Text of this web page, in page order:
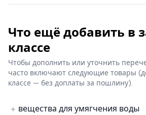
Что ещё добавить в
классе
Чтобы дополнить или уточнить
часто включают следующие товары
классе — без доплаты за пошлину).
вещества для умягчения воды